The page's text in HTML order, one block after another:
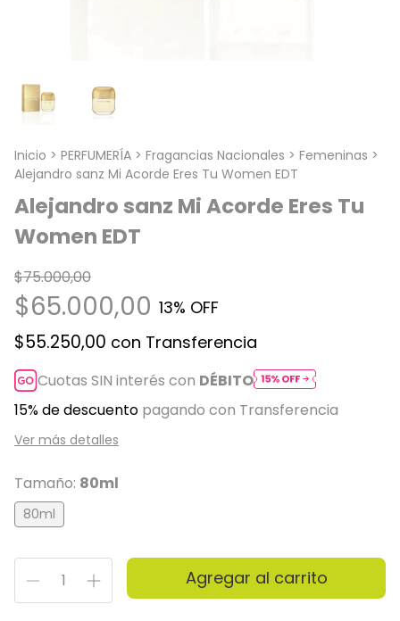
Inicio > PERFUMERÍA > Fragancias Nacionales > Femeninas >
Alejandro sanz Mi Acorde Eres Tu Women EDT
Alejandro sanz Mi Acorde Eres Tu
Women EDT
$75.000,00
$65.000,00 13% OFF
$55.250,00 con Transferencia
Cuotas SIN interés con DÉBITO
15% de descuento pagando con Transferencia
Ver más detalles
Tamaño: 80ml
80ml